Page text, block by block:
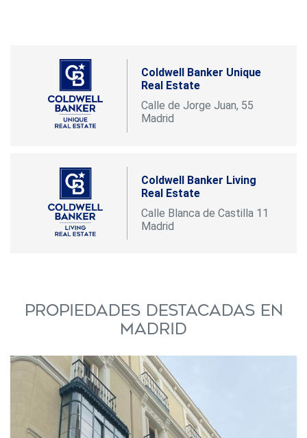
Coldwell Banker Unique
Real Estate
Calle de Jorge Juan, 55
Madrid
Coldwell Banker Living
Real Estate
Calle Blanca de Castilla 11
Madrid
Propiedades destacadas en
Madrid